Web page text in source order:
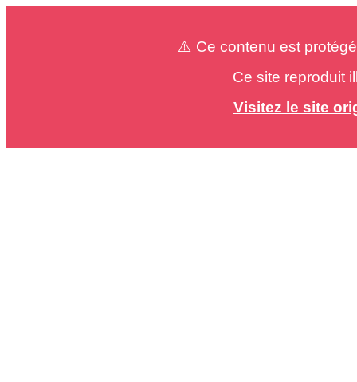
⚠️ Ce contenu est
Ce site reproduit
Visitez le site